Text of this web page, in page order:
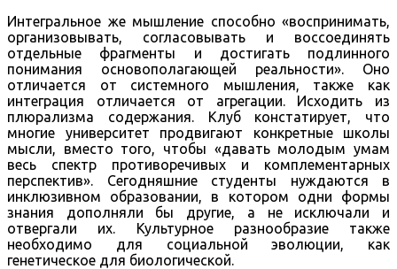
Интегральное же мышление способно «воспринимать,
организовывать, согласовывать и воссоединять
отдельные фрагменты и достигать подлинного
понимания основополагающей реальности». Оно
отличается от системного мышления, также как
интеграция отличается от агрегации. Исходить из
плюрализма содержания. Клуб констатирует, что
многие университет продвигают конкретные школы
мысли, вместо того, чтобы «давать молодым умам
весь спектр противоречивых и комплементарных
перспектив». Сегодняшние студенты нуждаются в
инклюзивном образовании, в котором одни формы
знания дополняли бы другие, а не исключали и
отвергали их. Культурное разнообразие также
необходимо для социальной эволюции, как
генетическое для биологической.